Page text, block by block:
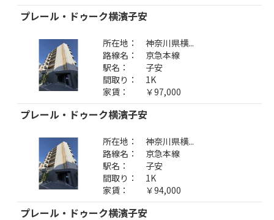
プレール・ドゥーク横濱子安
所在地：
神奈川県横...
路線名：
京急本線
駅名：
子安
間取り：
1K
家賃：
￥97,000
プレール・ドゥーク横濱子安
所在地：
神奈川県横...
路線名：
京急本線
駅名：
子安
間取り：
1K
家賃：
￥94,000
プレール・ドゥーク横濱子安